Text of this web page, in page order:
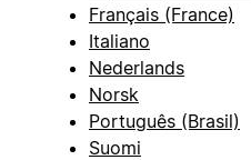
Français (France)
Italiano
Nederlands
Norsk
Português (Brasil)
Suomi